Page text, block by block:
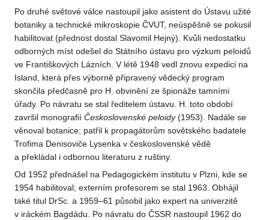
Po druhé světové válce nastoupil jako asistent do Ústavu užité
botaniky a technické mikroskopie ČVUT, neúspěšně se pokusil
habilitovat (přednost dostal Slavomil Hejný). Kvůli nedostatku
odborných míst odešel do Státního ústavu pro výzkum peloidů
ve Františkových Lázních. V létě 1948 vedl znovu expedici na
Island, která přes výborně připravený vědecký program
skončila předčasně pro H. obvinění ze špionáže tamními
úřady. Po návratu se stal ředitelem ústavu. H. toto období
završil monografií Československé peloidy(1953). Nadále se
věnoval botanice; patřil k propagátorům sovětského badatele
Trofima Denisoviče Lysenka v československé vědě
a překládal i odbornou literaturu z ruštiny.
Od 1952 přednášel na Pedagogickém institutu v Plzni, kde se
1954 habilitoval; externím profesorem se stal 1963. Obhájil
také titul DrSc. a 1959–61 působil jako expert na univerzitě
v iráckém Bagdádu. Po návratu do ČSSR nastoupil 1962 do